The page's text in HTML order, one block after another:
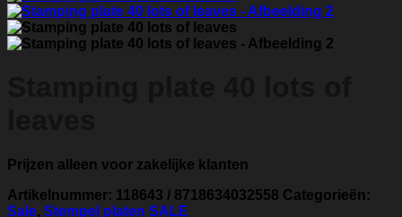
Prijzen alleen voor zakelijke klanten
Artikelnummer: 118643 / 8718634032558 Categorieën:
Sale, Stempel platen SALE